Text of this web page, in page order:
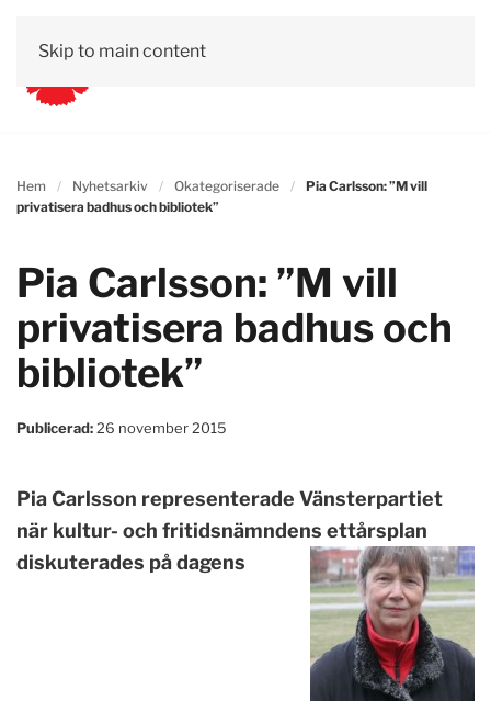
Skip to main content
Hem Nyhetsarkiv Okategoriserade
Pia Carlsson: ”M vill
privatisera badhus och bibliotek”
Pia Carlsson: ”M vill
privatisera badhus och
bibliotek”
Publicerad: 26 november 2015
Pia Carlsson representerade Vänsterpartiet
när kultur- och fritidsnämndens ettårsplan
diskuterades på dagens